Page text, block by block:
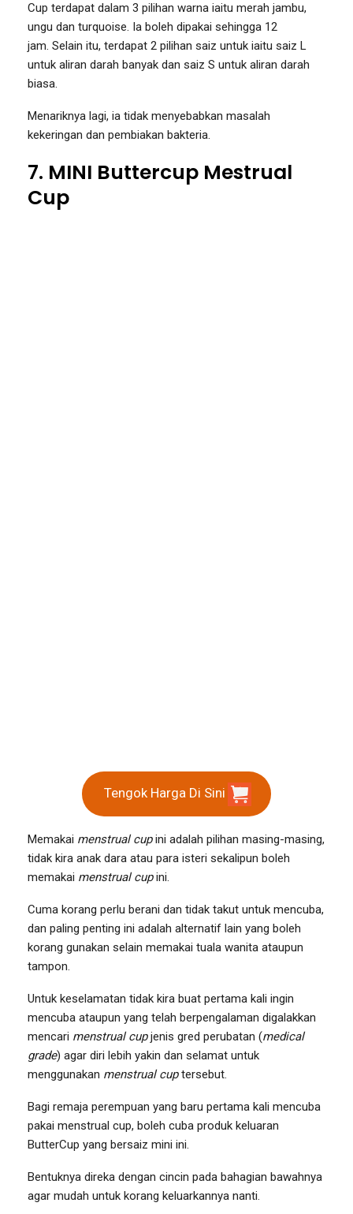
Cup terdapat dalam 3 pilihan warna iaitu merah jambu,
ungu dan turquoise. Ia boleh dipakai sehingga 12
jam. Selain itu, terdapat 2 pilihan saiz untuk iaitu saiz L
untuk aliran darah banyak dan saiz S untuk aliran darah
biasa.
Menariknya lagi, ia tidak menyebabkan masalah
kekeringan dan pembiakan bakteria.
7. MINI Buttercup Mestrual
Cup
Tengok Harga Di Sini
Memakai menstrual cupini adalah pilihan masing-masing,
tidak kira anak dara atau para isteri sekalipun boleh
memakai menstrual cupini.
Cuma korang perlu berani dan tidak takut untuk mencuba,
dan paling penting ini adalah alternatif lain yang boleh
korang gunakan selain memakai tuala wanita ataupun
tampon.
Untuk keselamatan tidak kira buat pertama kali ingin
mencuba ataupun yang telah berpengalaman digalakkan
mencari menstrual cupjenis gred perubatan (medical
grade) agar diri lebih yakin dan selamat untuk
menggunakan menstrual cuptersebut.
Bagi remaja perempuan yang baru pertama kali mencuba
pakai menstrual cup, boleh cuba produk keluaran
ButterCup yang bersaiz mini ini.
Bentuknya direka dengan cincin pada bahagian bawahnya
agar mudah untuk korang keluarkannya nanti.